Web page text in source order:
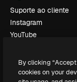
Suporte ao cliente
Instagram
YouTube
TikTok
Discord
By clicking
cookies on your